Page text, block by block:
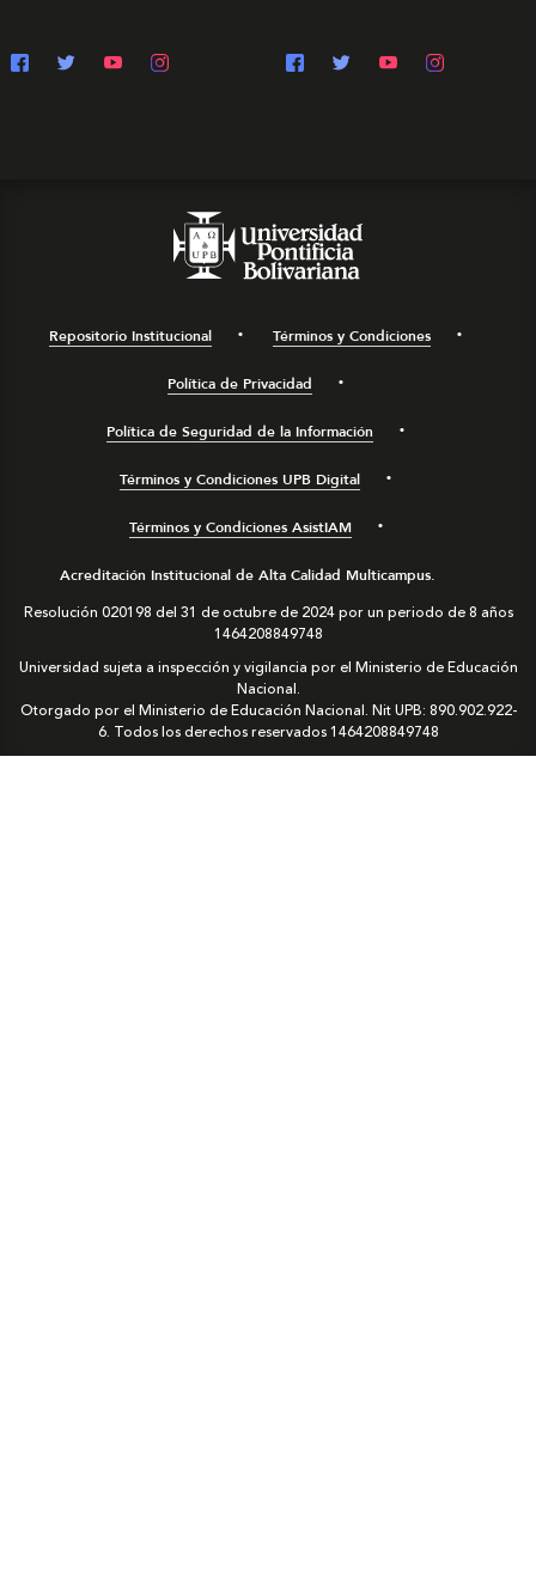
Repositorio Institucional Términos y Condiciones
Política de Privacidad
Política de Seguridad de la Información
Términos y Condiciones UPB Digital
Términos y Condiciones AsistIAM
Acreditación Institucional de Alta Calidad Multicampus.
Resolución 020198 del 31 de octubre de 2024 por un periodo de 8 años
1464208849748
Universidad sujeta a inspección y vigilancia por el Ministerio de Educación
Nacional.
Otorgado por el Ministerio de Educación Nacional. Nit UPB: 890.902.922-
6. Todos los derechos reservados1464208849748